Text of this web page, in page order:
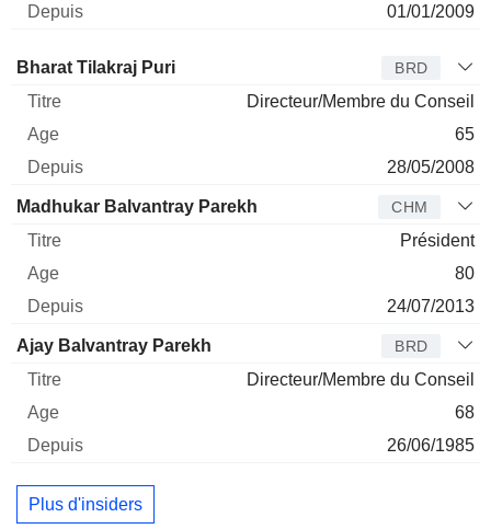
01/01/2009
Administrateur Titre
Bharat Tilakraj Puri BRD
Directeur/Membre du Conseil
65
28/05/2008
Madhukar Balvantray Parekh CHM
Président
80
24/07/2013
Ajay Balvantray Parekh BRD
Directeur/Membre du Conseil
68
26/06/1985
Plus d'insiders